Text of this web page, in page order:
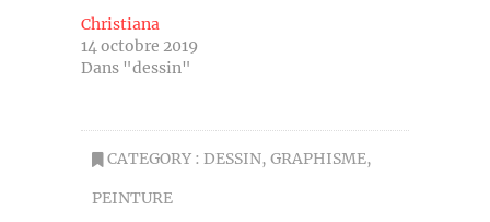
Christiana
14 octobre 2019
Dans "dessin"
CATEGORY : DESSIN, GRAPHISME,
PEINTURE